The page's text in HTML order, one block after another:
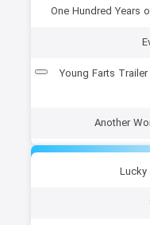
دانلود مستند قطعات تریلر یانگ فارتز Young Farts Trailer